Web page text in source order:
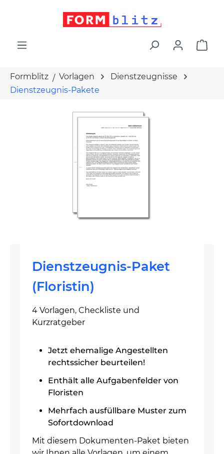
Formblitz Vorlagen
Dienstzeugnisse
Dienstzeugnis-Pakete
Dienstzeugnis-Paket
(Floristin)
4 Vorlagen, Checkliste und
Kurzratgeber
Jetzt ehemalige Angestellten
rechtssicher beurteilen!
Enthält alle Aufgabenfelder von
Floristen
Mehrfach ausfüllbare Muster zum
Sofortdownload
Mit diesem Dokumenten-Paket bieten